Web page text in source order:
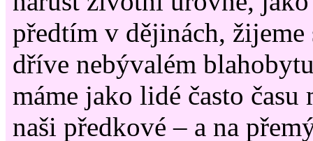
předtím v dějinách,
dříve nebývalém
máme jako lidé často času
naši předkové – a na